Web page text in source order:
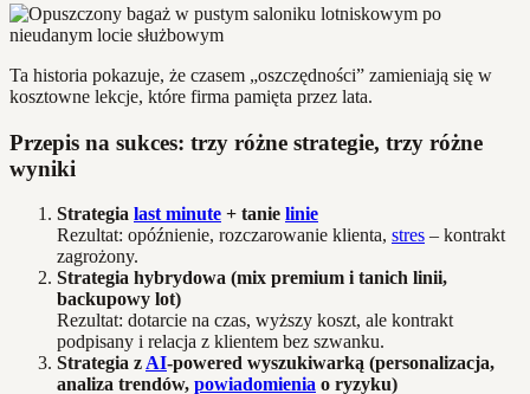
Ta historia pokazuje, że czasem „oszczędności” zamieniają się w
kosztowne lekcje, które firma pamięta przez lata.
Przepis na sukces: trzy różne strategie, trzy różne
wyniki
Strategia last minute + tanie linie
Rezultat: opóźnienie, rozczarowanie klienta, stres – kontrakt
zagrożony.
Strategia hybrydowa (mix premium i tanich linii,
backupowy lot)
Rezultat: dotarcie na czas, wyższy koszt, ale kontrakt
podpisany i relacja z klientem bez szwanku.
Strategia z AI-powered wyszukiwarką (personalizacja,
analiza trendów, powiadomienia o ryzyku)